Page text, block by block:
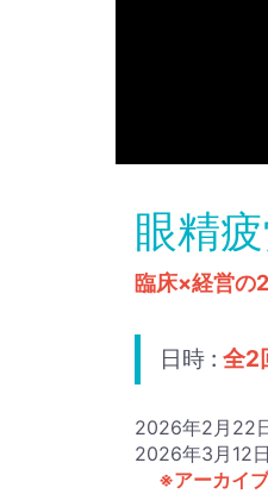
眼精
臨床×経営の
日時 : 全2
2026年2月22
2026年3月12
※アーカイ